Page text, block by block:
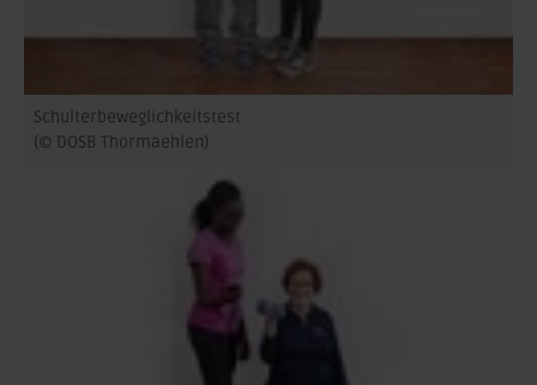
Schulterbeweglichkeitstest
(© DOSB Thormaehlen)